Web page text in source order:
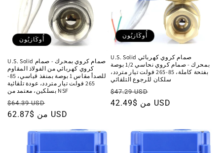
أُوكَازيُون
U.S. Solid صمام كروي بمحرك - صمام
كروي كهربائي من الفولاذ المقاوم
للصدأ مقاس 1 بوصة بمنفذ قياسي، 85-
265 فولت تيار متردد، عودة تلقائية
بسلكين، معتمد من NSF
السعر
العادي
$64.39 USD
البيع
من $62.87 USD
أُوكَازيُون
U.S. Solid صمام كروي كهربائي
بمحرك - صمام كروي نحاسي 1/2 بوصة
بفتحة كاملة، 85-265 فولت تيار متردد،
سلكان للرجوع التلقائي
السعر
العادي
$47.29 USD
البيع
من $42.49 USD